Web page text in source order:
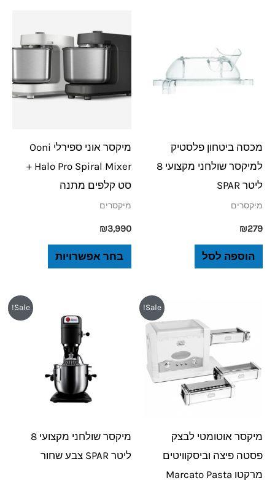
מכסה ביטחון פלסטיק
למיקסר שולחני מקצועי 8
ליטר SPAR
מיקסרים
₪279
הוספה לסל
מיקסר אוני ספירלי Ooni
Halo Pro Spiral Mixer +
סט קלפים מתנה
מיקסרים
₪3,990
בחר אפשרויות
זה
מספר
סוגים.
את
האפשרויות
Sale!
מיקסר אוטומטי לבצק
פסטה פיצה וביסקוויטים
מרקטו Marcato Pasta
היה:
₪1,899.
הוא:
₪1,649.
Sale!
מיקסר שולחני מקצועי 8
ליטר SPAR צבע שחור
המקורי
היה:
₪7,430.
הנוכחי
הוא:
₪5,798.